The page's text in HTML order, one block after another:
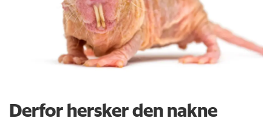
Derfor hersker den nakne